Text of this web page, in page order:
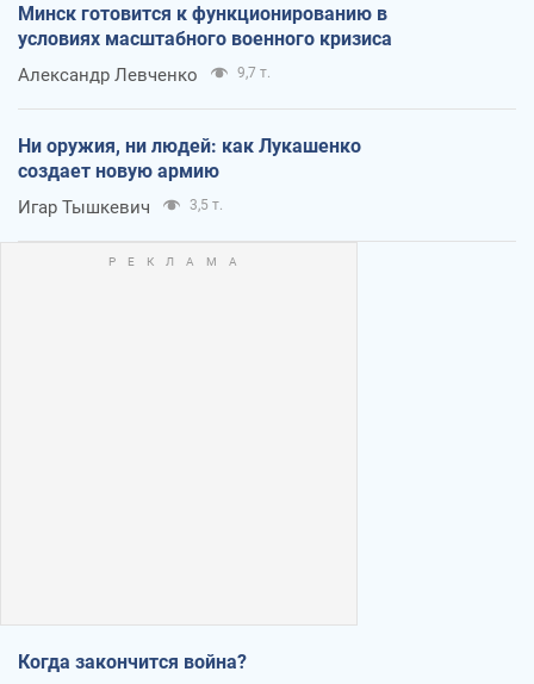
Минск готовится к функционированию в
условиях масштабного военного кризиса
Александр Левченко 9,7 т.
Ни оружия, ни людей: как Лукашенко
создает новую армию
Игар Тышкевич 3,5 т.
Когда закончится война?